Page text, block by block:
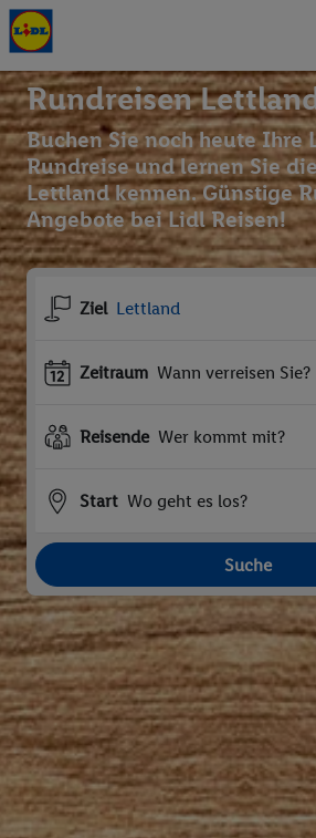
Rundreisen
Buchen Sie noch heute Ihre
Rundreise und lernen Sie
Lettland kennen. Günstige
Angebote bei Lidl Reisen!
Ziel Lettland
Zeitraum Wann verreisen Sie?
Reisende Wer kommt mit?
Start Wo geht es los?
Suche